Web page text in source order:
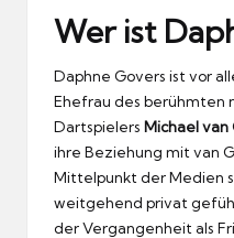
Wer ist
Daphne Govers ist vor
Ehefrau des berühmten
Dartspielers Michael van
ihre Beziehung mit van
Mittelpunkt der Medien
weitgehend privat
der Vergangenheit als